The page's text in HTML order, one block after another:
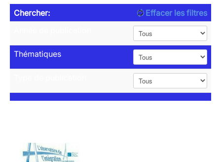
Chercher:
Effacer les filtres
Thématiques